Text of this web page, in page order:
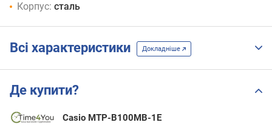
Корпус: сталь
Всі характеристики Докладніше
Де купити?
Casio MTP-B100MB-1E